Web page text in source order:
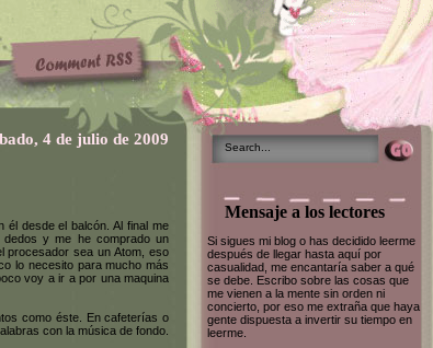
4 de julio de 2009
él desde el balcón. Al final me
y me he comprado un
procesador sea un Atom, eso
lo necesito para mucho más
voy a ir a por una maquina
como éste. En cafeterías o
con la música de fondo.
Mensaje a los lectores
Si sigues mi blog o has decidido leerme
después de llegar hasta aquí por
casualidad, me encantaría saber a qué
se debe. Escribo sobre las cosas que
me vienen a la mente sin orden ni
concierto, por eso me extraña que haya
gente dispuesta a invertir su tiempo en
leerme.